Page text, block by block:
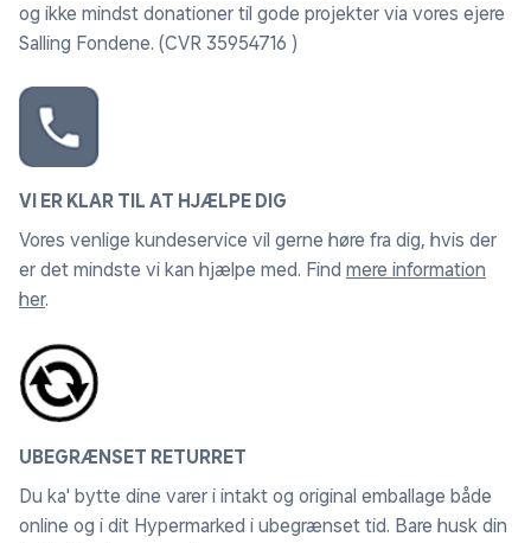
og ikke mindst donationer til gode projekter via vores ejere
Salling Fondene. (CVR 35954716 )
VI ER KLAR TIL AT HJÆLPE DIG
Vores venlige kundeservice vil gerne høre fra dig, hvis der
er det mindste vi kan hjælpe med. Find mere information
her.
UBEGRÆNSET RETURRET
Du ka' bytte dine varer i intakt og original emballage både
online og i dit Hypermarked i ubegrænset tid. Bare husk din